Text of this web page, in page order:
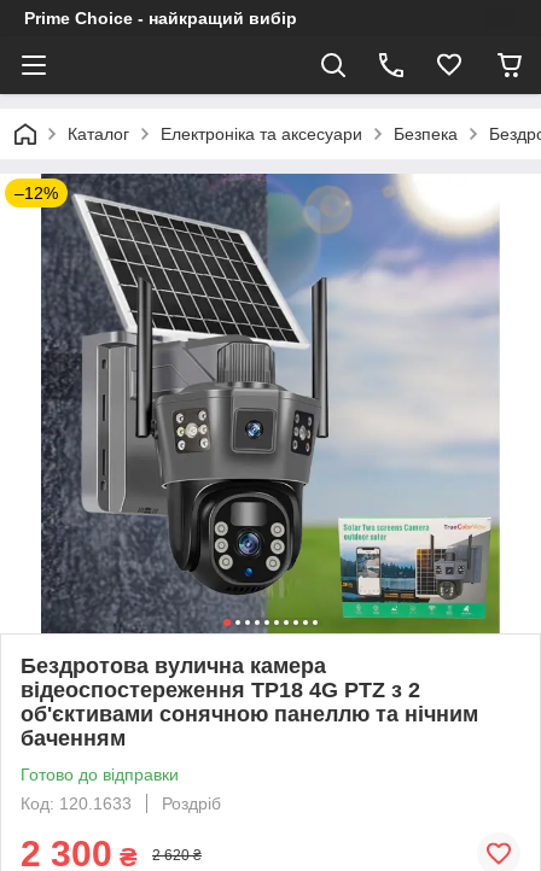
Prime Choice - найкращий вибір
Каталог Електроніка та аксесуари Безпека
–12%
Бездротова вулична камера
відеоспостереження ТР18 4G PTZ з 2
об'єктивами сонячною панеллю та нічним
баченням
Готово до відправки
Код: 120.1633
Роздріб
2 300 ₴ 2 620 ₴